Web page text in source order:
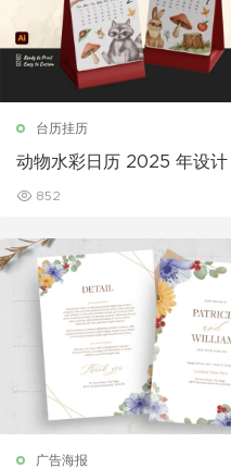
台历挂历
动物水彩日历 2025 年设计
852
广告海报